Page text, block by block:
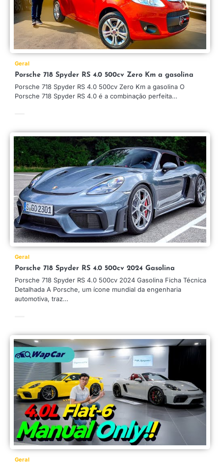
Geral
Porsche 718 Spyder RS 4.0 500cv Zero Km a gasolina
Porsche 718 Spyder RS 4.0 500cv Zero Km a gasolina O
Porsche 718 Spyder RS 4.0 é a combinação perfeita…
Geral
Porsche 718 Spyder RS 4.0 500cv 2024 Gasolina
Porsche 718 Spyder RS 4.0 500cv 2024 Gasolina Ficha Técnica
Detalhada A Porsche, um ícone mundial da engenharia
automotiva, traz…
Geral